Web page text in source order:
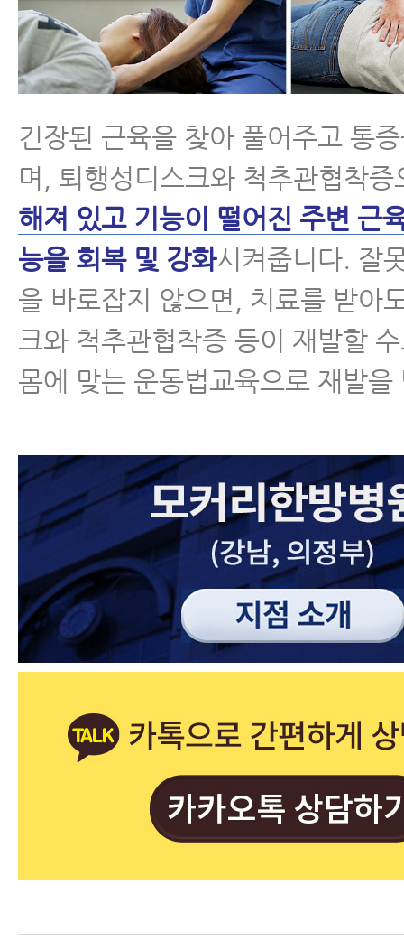
긴장된 근육을 찾아 풀어주고 통
며, 퇴행성디스크와 척추관협착
해져 있고 기능이 떨어진 주변 근
능을 회복 및 강화시켜줍니다. 잘
을 바로잡지 않으면, 치료를 받아
크와 척추관협착증 등이 재발할
몸에 맞는 운동법교육으로 재발을